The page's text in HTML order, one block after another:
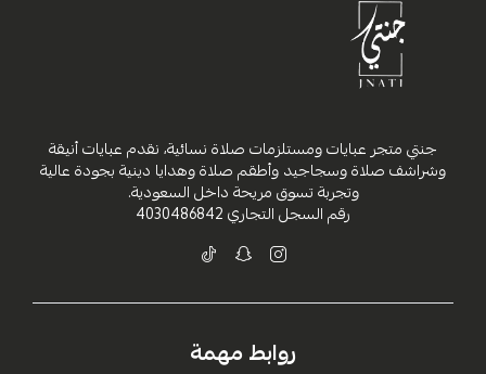
جنتي متجر عبايات ومستلزمات صلاة نسائية، نقدم عبايات أنيقة
وشراشف صلاة وسجاجيد وأطقم صلاة وهدايا دينية بجودة عالية
وتجربة تسوق مريحة داخل السعودية.
رقم السجل التجاري4030486842
روابط مهمة